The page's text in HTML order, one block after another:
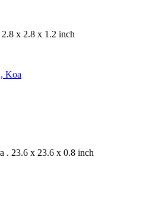
x 2.8 x 1.2 inch
. 23.6 x 23.6 x 0.8 inch